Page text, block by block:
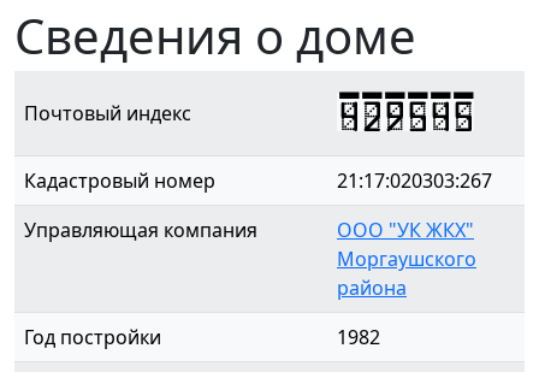
Сведения о доме
Почтовый индекс 429545
Кадастровый номер
21:17:020303:267
Управляющая компания
ООО "УК ЖКХ"
Моргаушского
района
Год постройки
1982